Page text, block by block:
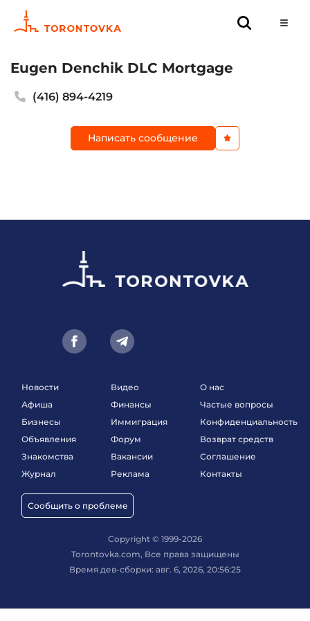
Eugen Denchik DLC Mortgage
(416) 894-4219
Написать сообщение
Новости
Афиша
Бизнесы
Объявления
Знакомства
Журнал
Сообщить о проблеме
Видео
Финансы
Иммиграция
Форум
Вакансии
Реклама
О нас
Частые вопросы
Конфиденциальность
Возврат средств
Соглашение
Контакты
Copyright © 1999-2026
Torontovka.com, Все права защищены
Время дев-сборки: авг. 6, 2026, 20:56:25